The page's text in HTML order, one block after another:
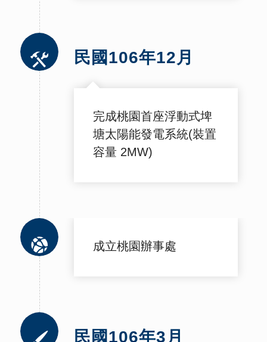
民國106年12月
完成桃園首座浮動式埤
塘太陽能發電系統(裝置
容量 2MW)
成立桃園辦事處
民國106年3月